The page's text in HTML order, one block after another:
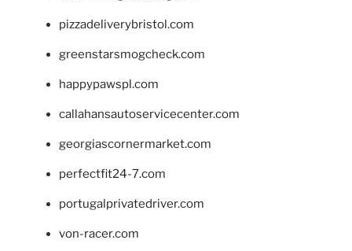
pizzadeliverybristol.com
greenstarsmogcheck.com
happypawspl.com
callahansautoservicecenter.com
georgiascornermarket.com
perfectfit24-7.com
portugalprivatedriver.com
von-racer.com